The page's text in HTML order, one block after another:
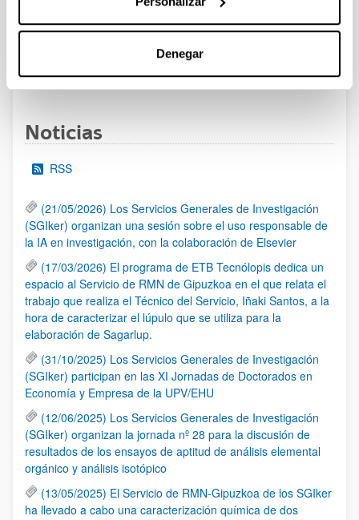
Denegar
Se ha publicado la convocatoria
Página
1 ...Páginas intermedias Use TAB para desplazarse.
Página
17 Página
18 Página
19 ...Páginas intermedias
Página
95
Noticias
RSS
(21/05/2026) Los Servicios Generales de Investigación
(SGIker) organizan una sesión sobre el uso responsable de
la IA en investigación, con la colaboración de Elsevier
(17/03/2026) El programa de ETB Tecnólopis dedica un
espacio al Servicio de RMN de Gipuzkoa en el que relata el
trabajo que realiza el Técnico del Servicio, Iñaki Santos, a la
hora de caracterizar el lúpulo que se utiliza para la
elaboración de Sagarlup.
(31/10/2025) Los Servicios Generales de Investigación
(SGIker) participan en las XI Jornadas de Doctorados en
Economía y Empresa de la UPV/EHU
(12/06/2025) Los Servicios Generales de Investigación
(SGIker) organizan la jornada nº 28 para la discusión de
resultados de los ensayos de aptitud de análisis elemental
orgánico y análisis isotópico
(13/05/2025) El Servicio de RMN-Gipuzkoa de los SGIker
ha llevado a cabo una caracterización química de dos